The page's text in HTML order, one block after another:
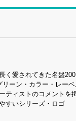
く愛されてきた名盤
ーン・カラー・レー
ティストのコメントを
すいシリーズ・ロゴ